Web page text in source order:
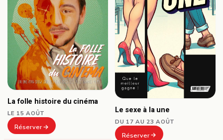
La folle histoire du cinéma
LE 15 AOÛT
Réserver
Le sexe à la une
DU 17 AU 23 AOÛT
Réserver